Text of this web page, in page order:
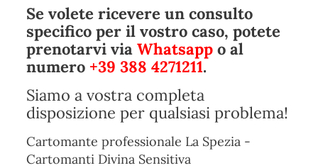
Se volete ricevere un consulto
specifico per il vostro caso, potete
prenotarvi via Whatsappo al
numero +39 388 4271211.
Siamo a vostra completa
disposizione per qualsiasi problema!
Cartomante professionale La Spezia -
Cartomanti Divina Sensitiva